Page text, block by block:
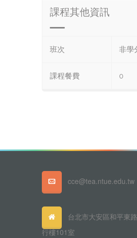
課程其他資訊
班次 非學
課程餐費 0
cce@tea.ntue.edu.tw
台北市大安區和平東
行樓101室